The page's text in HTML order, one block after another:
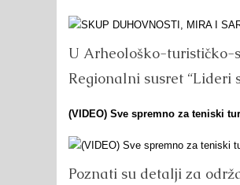
U Arheološko-turističko-
Regionalni susret “Lideri
(VIDEO) Sve spremno za teniski
Poznati su detalji za